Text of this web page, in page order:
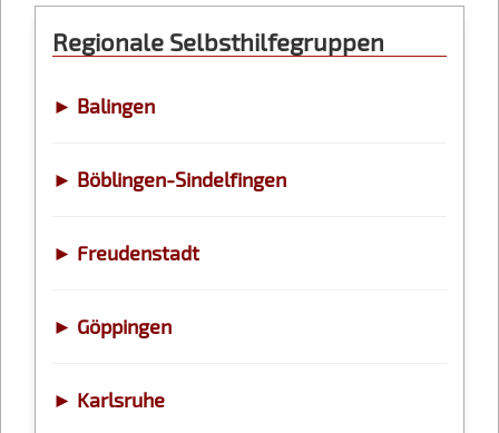
Regionale Selbsthilfegruppen
► Balingen
► Böblingen-Sindelfingen
► Freudenstadt
► Göppingen
► Karlsruhe